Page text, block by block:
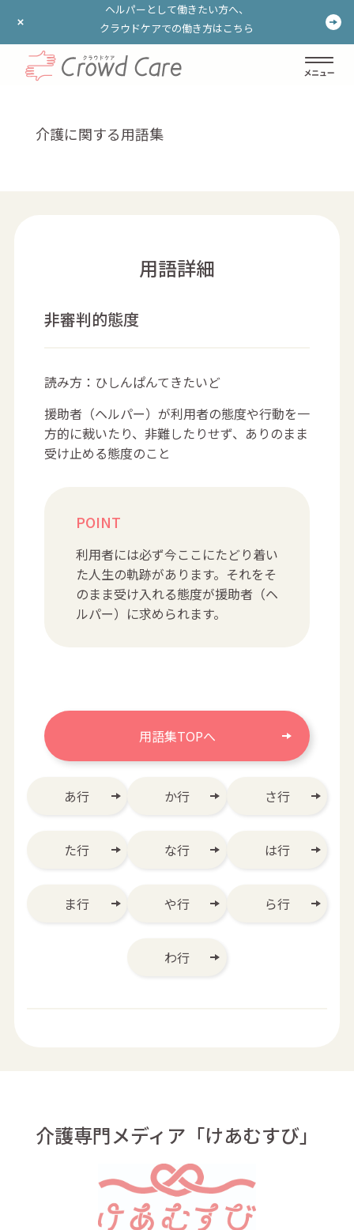
ヘルパーとして働きたい方へ、
クラウドケアでの働き方はこちら
ヘルパーとして働きたい方へ、
クラウドケアでの働き方はこちら
介護に関する用語集
用語詳細
非審判的態度
読み方：ひしんぱんてきたいど
援助者（ヘルパー）が利用者の態度や行動を一
方的に裁いたり、非難したりせず、ありのまま
受け止める態度のこと
POINT
利用者には必ず今ここにたどり着い
た人生の軌跡があります。それをそ
のまま受け入れる態度が援助者（ヘ
ルパー）に求められます。
用語集TOPへ
あ行 か行 さ行
た行 な行 は行
ま行 や行 ら行
わ行
介護専門メディア「けあむすび」